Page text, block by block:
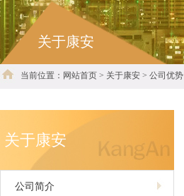
关于康安
当前位置：网站首页 > 关于康安 > 公司优势
关于康安
公司简介